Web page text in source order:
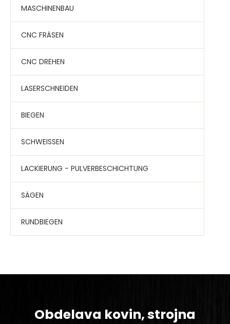
MASCHINENBAU
CNC FRÄSEN
CNC DREHEN
LASERSCHNEIDEN
BIEGEN
SCHWEISSEN
LACKIERUNG - PULVERBESCHICHTUNG
SÄGEN
RUNDBIEGEN
Obdelava kovin, strojna